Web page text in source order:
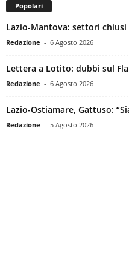
Popolari
Lazio-Mantova: settori
Redazione - 6 Agosto 2026
Lettera a Lotito: dubbi sul
Redazione - 6 Agosto 2026
Lazio-Ostiamare, Gattuso:
Redazione - 5 Agosto 2026